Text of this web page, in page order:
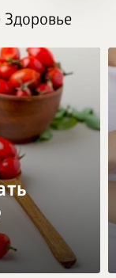
Здоровье